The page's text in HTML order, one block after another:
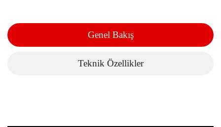
Genel Bakış
Teknik Özellikler